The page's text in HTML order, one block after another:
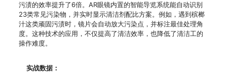
污渍的效率提升了6倍。AR眼镜内置的智能导览系统能自动识别
23类常见污染物，并实时显示清洁剂配比方案。例如，遇到槟榔
汁这类顽固污渍时，镜片会自动放大污染点，并标注最佳处理角
度。这种技术的应用，不仅提高了清洁效率，也降低了清洁工的
操作难度。
实战数据：